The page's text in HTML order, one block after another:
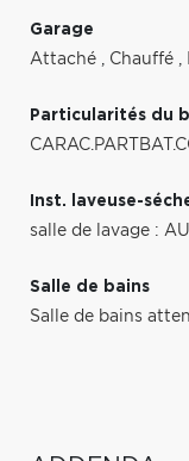
Garage
Attaché , Chauffé ,
Particularités du
Inst. laveuse-
salle de lavage : AU
Salle de bains
Salle de bains